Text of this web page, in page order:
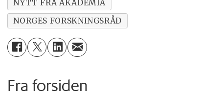
NYTT FRA AKADEMIA
NORGES FORSKNINGSRÅD
Fra forsiden